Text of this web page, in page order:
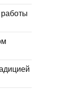
работы